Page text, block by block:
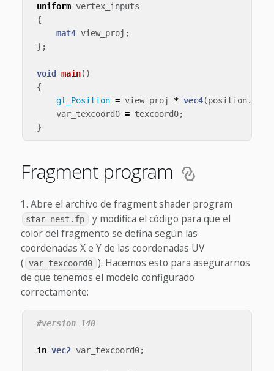
uniform vertex_inputs
{
mat4 view_proj ;
};
void main()
{
gl_Position = view_proj * vec4(position.
var_texcoord0 = texcoord0;
}
Fragment program
Abre el archivo de fragment shader program
star-nest.fp
y modifica el código para que el
color del fragmento se defina según las
coordenadas X e Y de las coordenadas UV
( var_texcoord0 ). Hacemos esto para asegurarnos
de que tenemos el modelo configurado
correctamente:
in vec2 var_texcoord0;